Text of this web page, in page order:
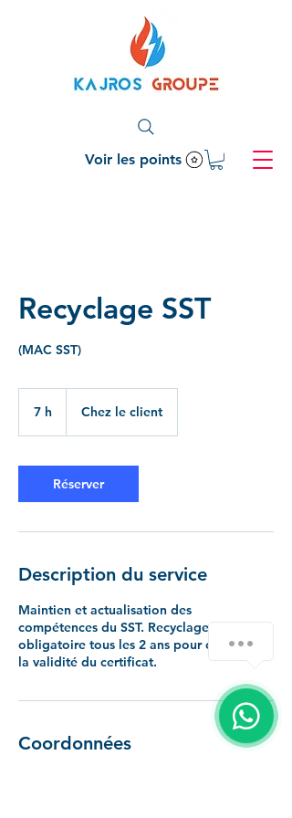
Voir les points
Recyclage SST
(MAC SST)
7 h Chez le client
Réserver
Description du service
Maintien et actualisation des
compétences du SST. Recyclage
obligatoire tous les 2 ans pour conserver
la validité du certificat.
Coordonnées